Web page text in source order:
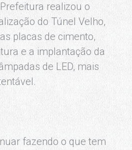
realizou o
do Túnel Velho,
placas de cimento,
e a implantação da
de LED, mais
fazendo o que tem